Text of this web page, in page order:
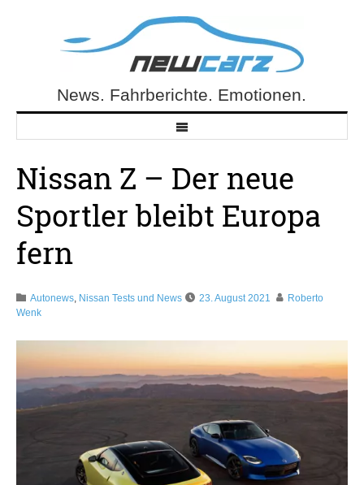
NewCarz.deNews. Fahrberichte. Emotionen.
Nissan Z – Der neue
Sportler bleibt Europa
fern
Autonews, Nissan Tests und News 23. August 2021
Roberto
Wenk